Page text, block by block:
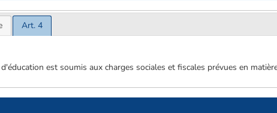
Art. 4
est soumis aux charges sociales et fiscales prévues en